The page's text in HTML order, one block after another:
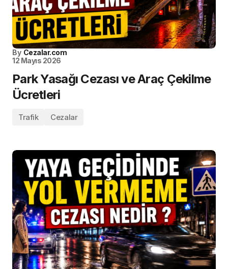
By Cezalar.com
12 Mayıs 2026
Park Yasağı Cezası ve Araç Çekilme
Ücretleri
Trafik Cezalar